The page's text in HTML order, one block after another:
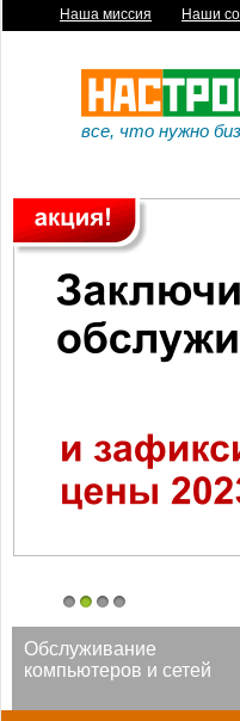
Наша миссия Наши
все, что нужно
Обслуживание
компьютеров и сетей